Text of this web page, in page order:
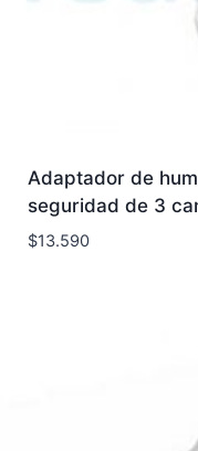
Adaptador de
seguridad de 3
$13.590